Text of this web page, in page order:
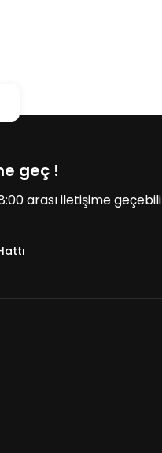
geç !
arası iletişime